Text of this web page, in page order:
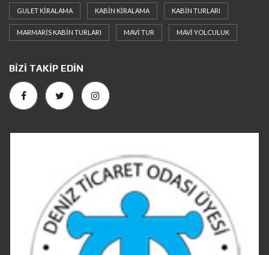
GULET KIRALAMA KABIN KIRALAMA KABIN TURLARI
MARMARIS KABIN TURLARI MAVI TUR MAVI YOLCULUK
BIZI TAKIP EDIN